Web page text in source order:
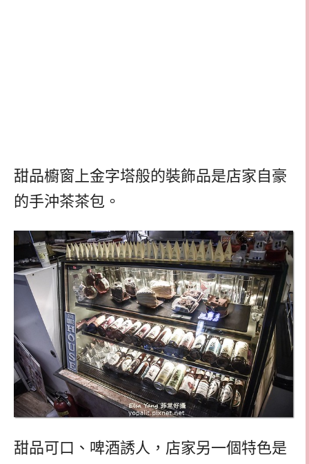
甜品櫥窗上金字塔般的裝飾品是店家自豪
的手沖茶茶包。
甜品可口、啤酒誘人，店家另一個特色是